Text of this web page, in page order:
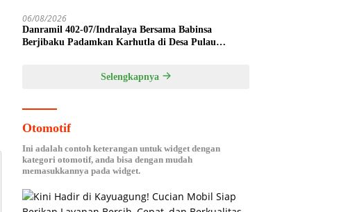
06/08/2026
Danramil 402-07/Indralaya Bersama Babinsa
Berjibaku Padamkan Karhutla di Desa Pulau
Selengkapnya
Otomotif
Ini adalah contoh keterangan untuk widget dengan
kategori otomotif, anda bisa dengan mudah
memasukkannya pada widget.